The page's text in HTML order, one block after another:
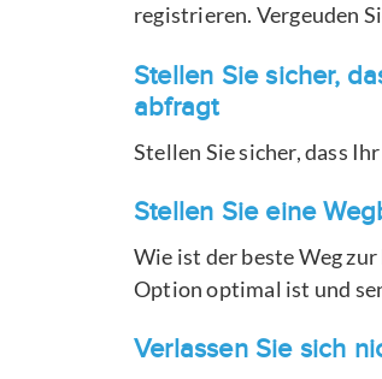
registrieren. Vergeuden
Stellen Sie sicher,
abfragt
Stellen Sie sicher, dass
Stellen Sie eine
Wie ist der beste Weg
Option optimal ist und
Verlassen Sie sich